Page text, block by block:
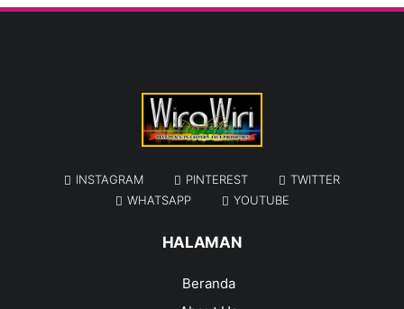
INSTAGRAM PINTEREST
TWITTER
WHATSAPP
YOUTUBE
HALAMAN
Beranda